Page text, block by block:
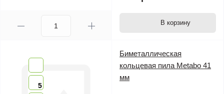
В корзину
5
Биметаллическая
кольцевая пила Metabo 41
мм